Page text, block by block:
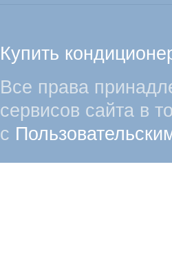
Купить
Все права
сервисов сайта в
с